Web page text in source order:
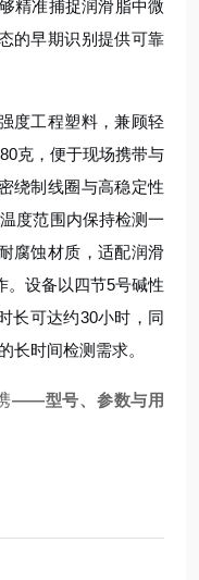
精准捕捉润滑脂中微
的早期识别提供可靠
度工程塑料，兼顾轻
克，便于现场携带与
绕制线圈与高稳定性
度范围内保持检测一
腐蚀材质，适配润滑
。设备以四节5号碱性
长可达约30小时，同
长时间检测需求。
——型号、参数与用